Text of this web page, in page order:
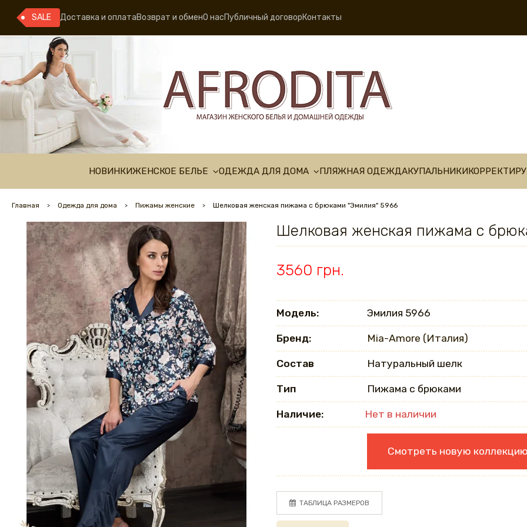
SALE Доставка и оплатаВозврат и обменО насПубличный договорКонтакты
НОВИНКИЖЕНСКОЕ БЕЛЬЕ ОДЕЖДА ДЛЯ ДОМА ПЛЯЖНАЯ ОДЕЖДАКУПАЛЬНИКИ
Главная Одежда для дома Пижамы женские Шелковая женская пижама с брюками "Эмилия" 5966
Шелковая женская пижама с
3560 грн.
Модель: Эмилия 5966
Бренд: Mia-Amore (Италия)
Состав Натуральный шелк
Тип Пижама с брюками
Наличие: Нет в наличии
Смотреть новую
ТАБЛИЦА РАЗМЕРОВ